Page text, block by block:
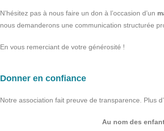
N’hésitez pas à nous faire un don à l’occasion d’un
nous demanderons une communication structurée
En vous remerciant de votre générosité !
Donner en confiance
Notre association fait preuve de transparence. Plus
Au nom des